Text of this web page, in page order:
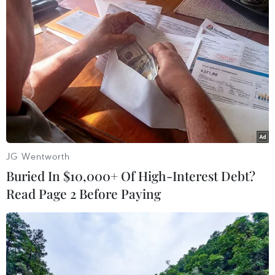
vững mạnh hơn, góp phần tạo niềm tin, động
lực để mọi người vượt qua những thách thức,
khó khăn./.
(TTXVN/Vietnam+)
JG Wentworth
Buried In $10,000+ Of High-Interest Debt?
Read Page 2 Before Paying